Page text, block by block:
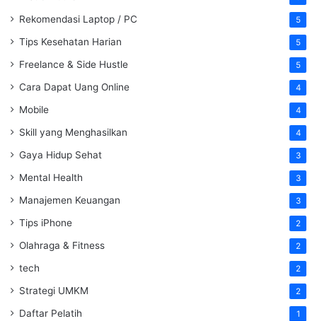
Rekomendasi Laptop / PC 5
Tips Kesehatan Harian 5
Freelance & Side Hustle 5
Cara Dapat Uang Online 4
Mobile 4
Skill yang Menghasilkan 4
Gaya Hidup Sehat 3
Mental Health 3
Manajemen Keuangan 3
Tips iPhone 2
Olahraga & Fitness 2
tech 2
Strategi UMKM 2
Daftar Pelatih 1